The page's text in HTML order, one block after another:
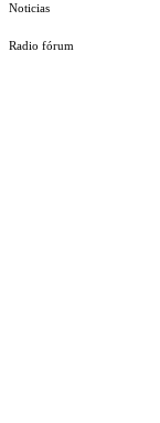
Noticias
Radio fórum